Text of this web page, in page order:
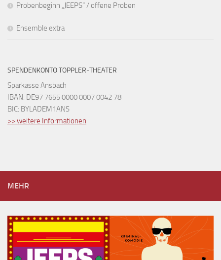
Probenbeginn „JEEPS“ / offene Proben
Ensemble extra
SPENDENKONTO TOPPLER-THEATER
Sparkasse Ansbach
IBAN: DE97 7655 0000 0007 0042 78
BIC: BYLADEM1ANS
>> weitere Informationen
MEHR